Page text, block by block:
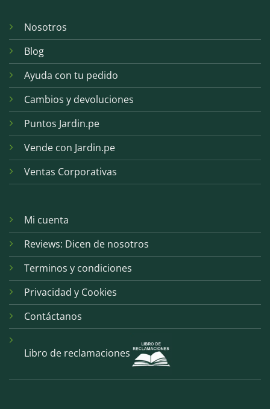
Nosotros
Blog
Ayuda con tu pedido
Cambios y devoluciones
Puntos Jardin.pe
Vende con Jardin.pe
Ventas Corporativas
Mi cuenta
Reviews: Dicen de nosotros
Terminos y condiciones
Privacidad y Cookies
Contáctanos
Libro de reclamaciones